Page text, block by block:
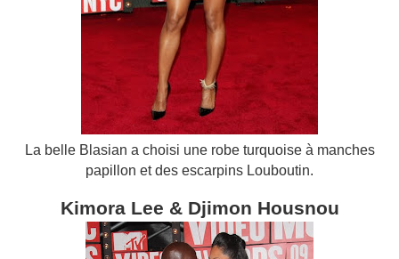
La belle Blasian a choisi une robe turquoise à manches
papillon et des escarpins Louboutin.
Kimora Lee & Djimon Housnou